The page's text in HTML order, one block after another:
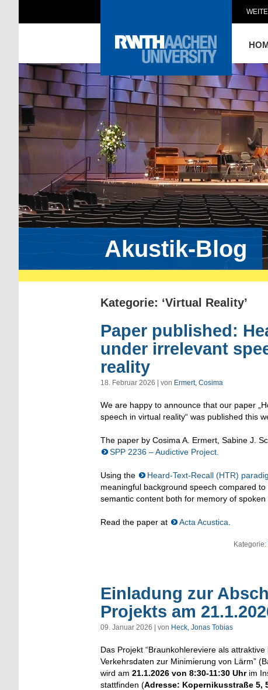
Akustik-Blog
Kategorie: ‘Virtual Reality’
Paper published:
under irrelevant
reality
18. Februar 2026 | von Ermert, Cosima
We are happy to announce that our paper
speech in virtual reality“ was published this
The paper by Cosima A. Ermert, Sabine J.
SPP 2236 – Audictive Project.
Using the Heard-Text-Recall (HTR)
meaningful background speech compared
semantic content both for memory of
Read the paper at Acta Acustica
Kategorie:
Einladung zur
Projekts am
09. Januar 2026 | von Heck, Jonas Tobias
Das Projekt “Braunkohlereviere als
Verkehrsdaten zur Minimierung von Lärm”
wird am 21.1.2026 von 8:30-11:30 Uhrim
stattfinden (Adresse: Kopernikusstraße 5,